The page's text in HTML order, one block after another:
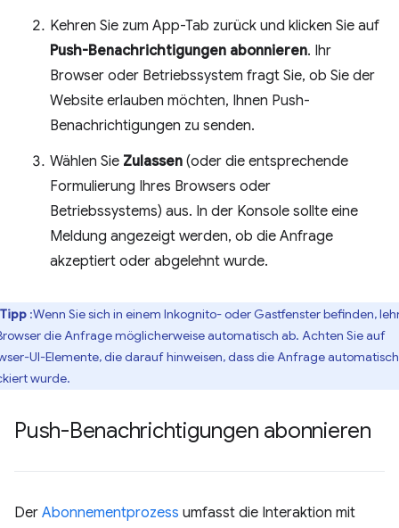
Kehren Sie zum App-Tab zurück und klicken Sie auf
Push-Benachrichtigungen abonnieren. Ihr
Browser oder Betriebssystem fragt Sie, ob Sie der
Website erlauben möchten, Ihnen Push-
Benachrichtigungen zu senden.
Wählen Sie Zulassen (oder die entsprechende
Formulierung Ihres Browsers oder
Betriebssystems) aus. In der Konsole sollte eine
Meldung angezeigt werden, ob die Anfrage
akzeptiert oder abgelehnt wurde.
Tipp :Wenn Sie sich in einem Inkognito- oder Gastfenster befinden,
die Anfrage möglicherweise automatisch ab. Achten Sie auf
UI-Elemente, die darauf hinweisen, dass die Anfrage automatisch
wurde.
Push-Benachrichtigungen abonnieren
Der Abonnementprozess umfasst die Interaktion mit